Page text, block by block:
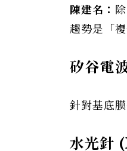
陳建名：
趨勢是「
矽谷電
針對基底
水光針